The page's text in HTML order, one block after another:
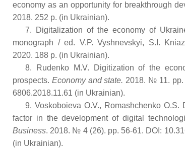
economy as an opportunity for breakthrough
2018. 252 p. (in Ukrainian).
7. Digitalization of the economy of
monograph / ed. V.P. Vyshnevskyi, S.I.
2020. 188 p. (in Ukrainian).
8. Rudenko M.V. Digitization of the
prospects. Economy and state. 2018. № 11. pp.
6806.2018.11.61 (in Ukrainian).
9. Voskoboieva O.V., Romashchenko
factor in the development of digital
Business. 2018. № 4 (26). pp. 56-61. DOI:
(in Ukrainian).